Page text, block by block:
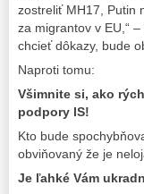
zostreliť MH17, Putin
za migrantov v EU,“
chcieť dôkazy, bude
Naproti tomu:
Všimnite si, ako
podpory IS!
Kto bude
obviňovaný že je
Je ľahké Vám